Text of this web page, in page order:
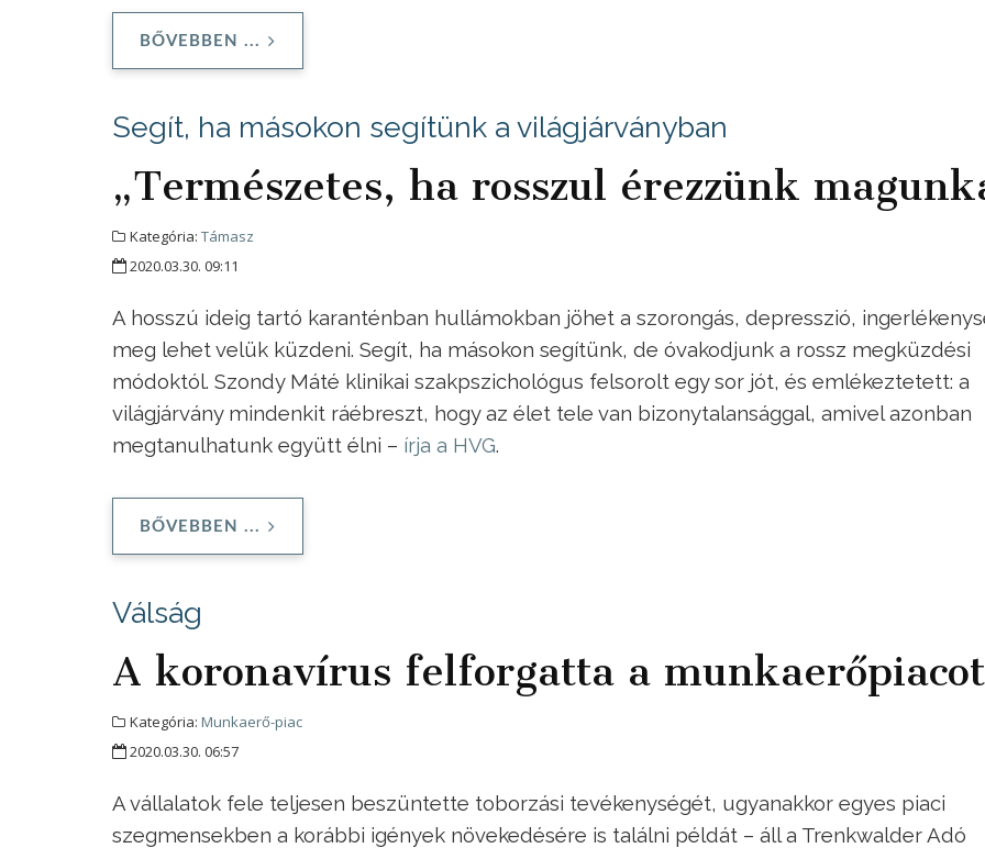
BŐVEBBEN ...
Segít, ha másokon segítünk a világjárványban
„Természetes, ha rosszul érezzünk
Kategória: Támasz
2020.03.30. 09:11
A hosszú ideig tartó karanténban hullámokban jöhet a szorongás, depresszió,
meg lehet velük küzdeni. Segít, ha másokon segítünk, de óvakodjunk a rossz megküzdési
módoktól. Szondy Máté klinikai szakpszichológus felsorolt egy sor jót, és emlékeztetett: a
világjárvány mindenkit ráébreszt, hogy az élet tele van bizonytalansággal, amivel azonban
megtanulhatunk együtt élni – írja a HVG.
BŐVEBBEN ...
Válság
A koronavírus felforgatta a munkaerőpiacot
Kategória: Munkaerő-piac
2020.03.30. 06:57
A vállalatok fele teljesen beszüntette toborzási tevékenységét, ugyanakkor egyes piaci
szegmensekben a korábbi igények növekedésére is találni példát – áll a Trenkwalder Adó